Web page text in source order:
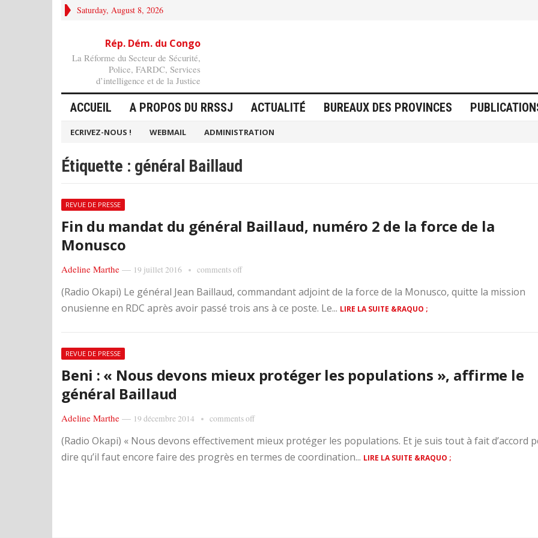
Saturday, August 8, 2026
Rép. Dém. du Congo
La Réforme du Secteur de Sécurité,
Police, FARDC, Services
d’intelligence et de la Justice
ACCUEIL A PROPOS DU RRSSJ ACTUALITÉ BUREAUX DES PROVINCES
ECRIVEZ-NOUS ! WEBMAIL ADMINISTRATION
Étiquette : général Baillaud
REVUE DE PRESSE
Fin du mandat du général Baillaud, numéro 2 de la force de la
Monusco
Adeline Marthe — 19 juillet 2016 comments off
(Radio Okapi) Le général Jean Baillaud, commandant adjoint de la force de la Monusco, quitte la mission
onusienne en RDC après avoir passé trois ans à ce poste. Le... LIRE LA SUITE &RAQUO ;
REVUE DE PRESSE
Beni : « Nous devons mieux protéger les populations », affirme le
général Baillaud
Adeline Marthe — 19 décembre 2014 comments off
(Radio Okapi) « Nous devons effectivement mieux protéger les populations. Et je suis tout à fait d’accord
dire qu’il faut encore faire des progrès en termes de coordination... LIRE LA SUITE &RAQUO ;